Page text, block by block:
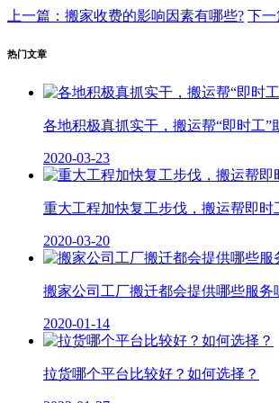
上一篇：搬家收费的影响因素有哪些? 下
热门文章
各地积极真抓实干，搬运帮“即时工”
2020-03-23
重大工程加快复工步伐，搬运帮即时
2020-03-20
搬家公司工厂搬迁都会提供哪些服务
2020-01-14
拉货哪个平台比较好？如何选择？